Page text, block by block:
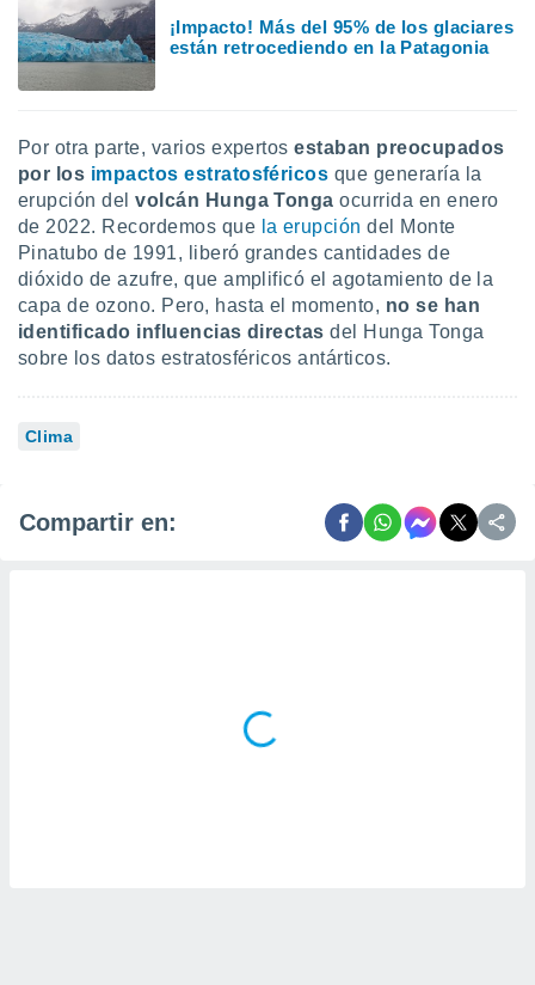
¡Impacto! Más del 95% de los glaciares
están retrocediendo en la Patagonia
Por otra parte, varios expertosestaban preocupados
por los impactos estratosféricos que generaría la
erupción del volcán Hunga Tonga ocurrida en enero
de 2022. Recordemos que la erupción del Monte
Pinatubo de 1991, liberó grandes cantidades de
dióxido de azufre, que amplificó el agotamiento de la
capa de ozono. Pero, hasta el momento, no se han
identificado influencias directas del Hunga Tonga
sobre los datos estratosféricos antárticos.
Clima
Compartir en: